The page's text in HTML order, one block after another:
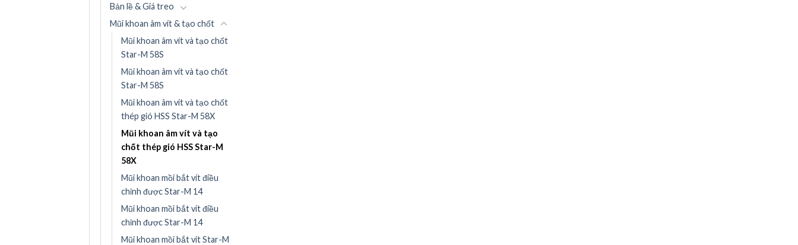
Bản lề & Giá treo
Mũi khoan âm vít & tạo chốt
Mũi khoan âm vít và tạo chốt
Star-M 58S
Mũi khoan âm vít và tạo chốt
Star-M 58S
Mũi khoan âm vít và tạo chốt
thép gió HSS Star-M 58X
Mũi khoan âm vít và tạo
chốt thép gió HSS Star-M
58X
Mũi khoan mồi bắt vít điều
chỉnh được Star-M 14
Mũi khoan mồi bắt vít điều
chỉnh được Star-M 14
Mũi khoan mồi bắt vít Star-M